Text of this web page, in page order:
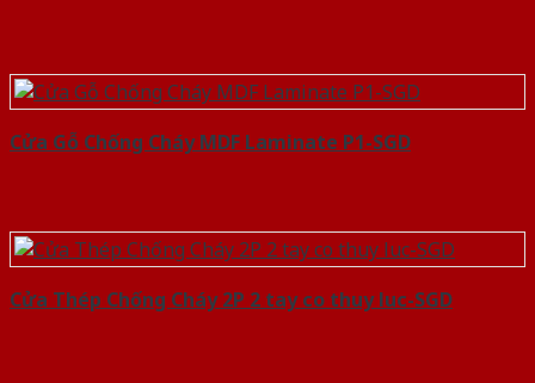
Cửa Gỗ Chống Cháy MDF Laminate P1-SGD
Cửa Thép Chống Cháy 2P 2 tay co thuy luc-SGD